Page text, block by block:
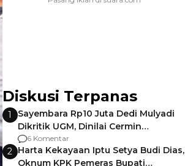
Diskusi Terpanas
1
Sayembara Rp10 Juta Dedi Mulyadi
Dikritik UGM, Dinilai Cermin
Gagalnya Negara Jamin Keamanan
6 Komentar
2 Harta Kekayaan Iptu Setya Budi Dias,
Oknum KPK Pemeras Bupati